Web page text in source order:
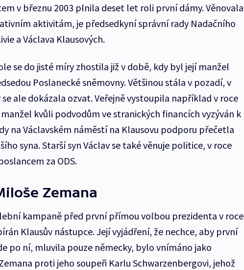
v březnu 2003 plnila deset let roli první dámy. Věnovala
aktivitám, je předsedkyní správní rady Nadačního
a Václava Klausových.
se do jisté míry zhostila již v době, kdy byl její manžel
Poslanecké sněmovny. Většinou stála v pozadí, v
ale dokázala ozvat. Veřejně vystoupila například v roce
kvůli podvodům ve stranických financích vyzýván k
na Václavském náměstí na Klausovu podporu přečetla
syna. Starší syn Václav se také věnuje politice, v roce
za ODS.
Zemana
kampaně před první přímou volbou prezidenta v roce
Klausův nástupce. Její vyjádření, že nechce, aby první
po ní, mluvila pouze německy, bylo vnímáno jako
proti jeho soupeři Karlu Schwarzenbergovi, jehož